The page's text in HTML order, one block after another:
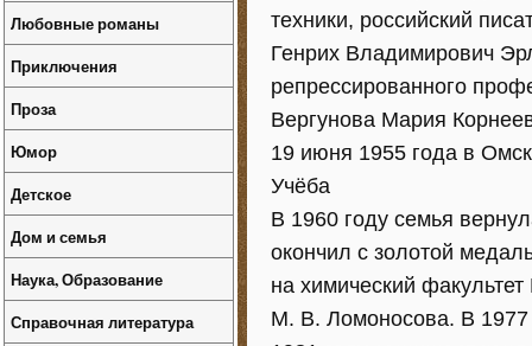
техники, российский
Генрих Владимирович
репрессированного
Вергунова Мария
19 июня 1955 года в
Учёба
В 1960 году семья
окончил с золотой
на химический факультет
М. В. Ломоносова. В 1977
Любовные романы
Приключения
Проза
Юмор
Детское
Дом и семья
Наука, Образование
Справочная литература